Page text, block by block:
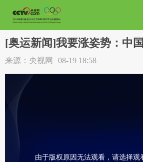
[奥运新闻]我要涨姿势：中
来源：央视网 08-19 18:58
由于版权原因无法观看，请选择观